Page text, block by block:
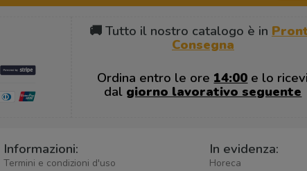
🚚 Tutto il nostro catalogo è in
Consegna
Ordina entro le ore 14:00 e lo ricevi
dal giorno lavorativo seguente
Informazioni:
Termini e condizioni d'uso
In evidenza:
Horeca